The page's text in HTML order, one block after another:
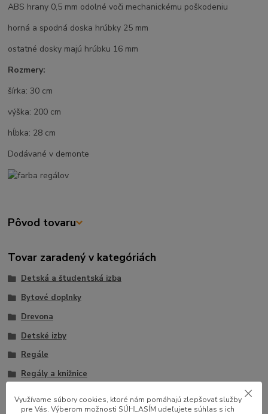
ABS hrany 0,5 mm odolné voči mechanickému poškodeniu
horná a spodná doska hrúbky 25 mm
ostatné dosky majú hrúbku 16 mm
Rozmery:
šírka: 30 cm
výška: 200 cm
hĺbka: 28 cm
Dodávané v demonte
Pôvod tovaru
Tovar zaradený v kategóriách
Detská a študentská izba
Bytové doplnky
Drevona
Detské izby
Regále
Regály a knižnice
Využívame súbory cookies, ktoré nám pomáhajú zlepšovať služby
pre Vás. Výberom možnosti SÚHLASÍM udeľujete súhlas s ich